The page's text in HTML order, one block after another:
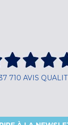
710 AVIS